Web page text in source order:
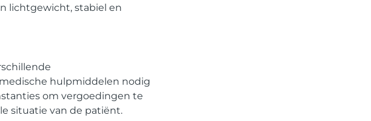
lichtgewicht, stabiel en
hulpmiddelen nodig
om vergoedingen te
situatie van de patiënt.